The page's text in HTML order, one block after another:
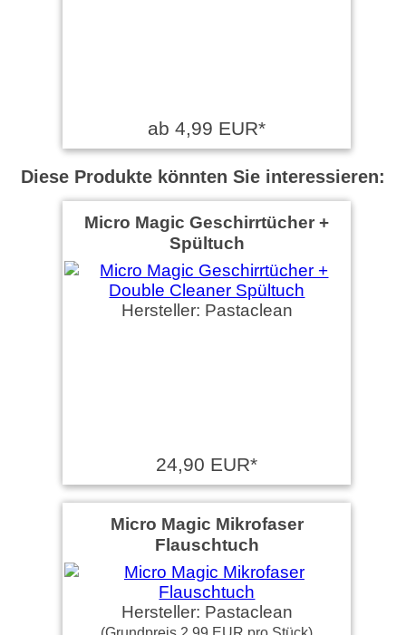
ab 4,99 EUR*
Diese Produkte könnten Sie interessieren:
Micro Magic Geschirrtücher +
Spültuch
Hersteller: Pastaclean
24,90 EUR*
Micro Magic Mikrofaser
Flauschtuch
Hersteller: Pastaclean